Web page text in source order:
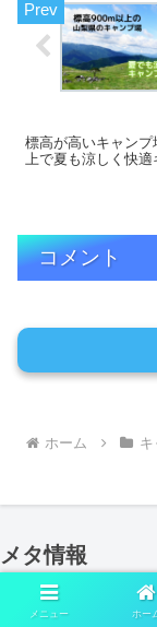
標高が高いキャン
上で夏も涼しく快適
コメント
ホーム
メタ情報
ログイン
メニュー ホー